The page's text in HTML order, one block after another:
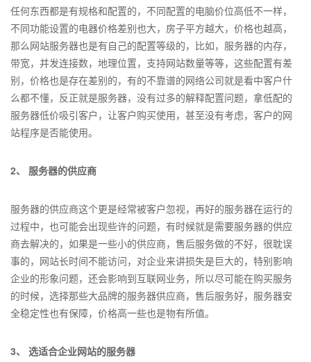
任何东西都是有规格和配置的，不同配置的电脑价位高低不一样，
不同功能设置的电器价格差别也大，房子平方越大，价格也越高，
那么网站服务器也是有自己的配置等级的，比如，服务器的内存，
带宽，并发连接数，地理位置，支持网站数量等等，这些配置有差
别，价格也是存在差别的，有的不靠谱的网络公司就是看中客户什
么都不懂，反正就是服务器，没有过多的解释配置问题，拿低配的
服务器低价吸引客户，让客户购买使用，甚至没有考虑，客户的网
站程序是否能使用。
2、 服务器的供应商
服务器的供应商这个更是经常被客户忽视，再好的服务器在运行的
过程中，也可能会出现些许的问题，有时候就是需要服务器的供应
商去解决的，如果是一些小的供应商，售后服务做的不好，很耽误
事的，网站长时间不能访问，对企业来讲损失是巨大的，特别影响
企业的形象问题，还会影响到互联网业务，所以尽可能在购买服务
的时候，选择那些大品牌的服务器供应商，售后服务好，服务器安
全稳定性也有保障，价格高一些也是物有所值。
3、 选适合企业网站的服务器